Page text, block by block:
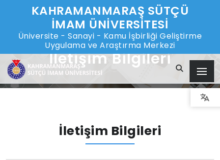
KAHRAMANMARAŞ SÜTÇÜ
İMAM ÜNİVERSİTESİ
Üniversite - Sanayi - Kamu İşbirliği Geliştirme
Uygulama ve Araştırma Merkezi
İletişim Bilgileri
İletişim Bilgileri